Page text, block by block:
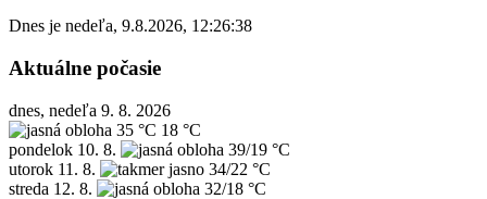
Dnes je nedeľa, 9.8.2026, 12:26:38
Aktuálne počasie
dnes, nedeľa 9. 8. 2026
35 °C 18 °C
pondelok 10. 8.
39/19 °C
utorok 11. 8.
34/22 °C
streda 12. 8. 32/18 °C